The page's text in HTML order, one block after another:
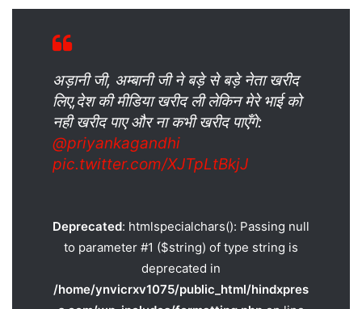
अड़ानी जी, अम्बानी जी ने बड़े से बड़े नेता खरीद
लिए,देश की मीडिया खरीद ली लेकिन मेरे भाई को
नही खरीद पाए और ना कभी खरीद पाएँगे:
@priyankagandhi
pic.twitter.com/XJTpLtBkjJ
Deprecated: htmlspecialchars(): Passing null
to parameter #1 ($string) of type string is
deprecated in
/home/ynvicrxv1075/public_html/hindxpres